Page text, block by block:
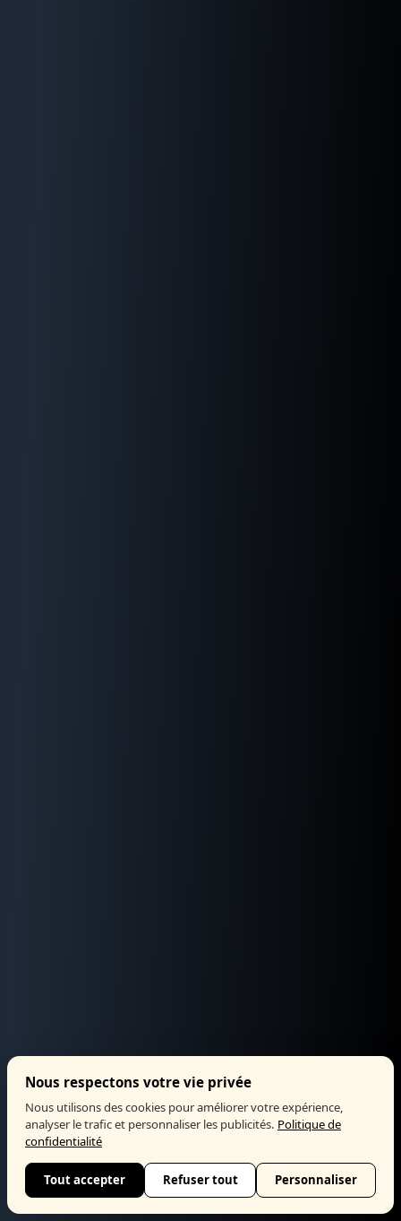
Nous respectons votre vie privée
Nous utilisons des cookies pour améliorer votre expérience,
analyser le trafic et personnaliser les publicités. Politique de
confidentialité
Tout accepter Refuser tout Personnaliser